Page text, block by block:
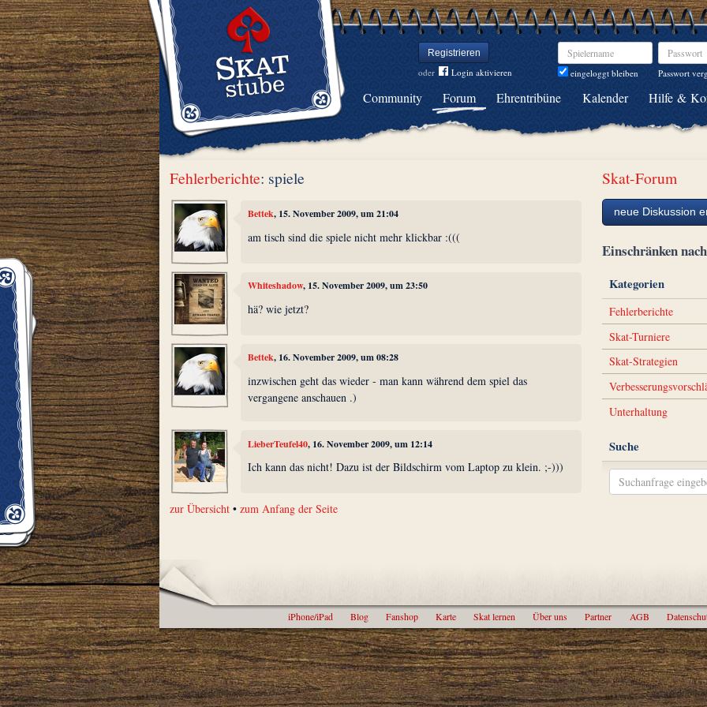
Registrieren
oder Login aktivieren
Spielername
eingeloggt bleiben
Passwort
Passwort
Community Forum Ehrentribüne Kalender Hilfe &
Fehlerberichte: spiele
Bettek, 15. November 2009, um 21:04
am tisch sind die spiele nicht mehr klickbar :(((
Whiteshadow, 15. November 2009, um 23:50
hä? wie jetzt?
Bettek, 16. November 2009, um 08:28
inzwischen geht das wieder - man kann während dem spiel das
vergangene anschauen .)
LieberTeufel40, 16. November 2009, um 12:14
Ich kann das nicht! Dazu ist der Bildschirm vom Laptop zu klein. ;-)))
zur Übersicht •zum Anfang der Seite
Skat-Forum
neue Diskussion
Einschränken
Kategorien
Fehlerberichte
Skat-Turniere
Skat-Strategien
Unterhaltung
Suche
iPhone/iPad Blog Fanshop Karte Skat lernen Über uns Partner AGB